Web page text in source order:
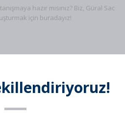
hazır mısınız? Biz, Güral Sac
için buradayız!